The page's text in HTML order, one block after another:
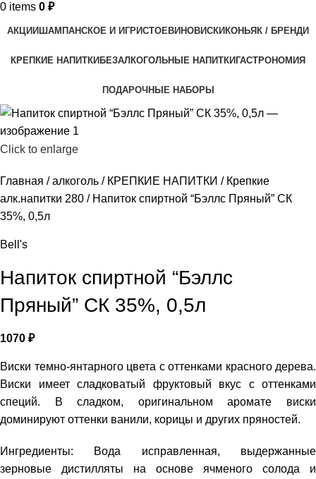
0 items 0 ₽
АКЦИИШАМПАНСКОЕ И ИГРИСТОЕВИНОВИСКИКОНЬЯК / БРЕНДИ
КРЕПКИЕ НАПИТКИБЕЗАЛКОГОЛЬНЫЕ НАПИТКИГАСТРОНОМИЯ
ПОДАРОЧНЫЕ НАБОРЫ
Click to enlarge
Главная алкоголь КРЕПКИЕ НАПИТКИ
Крепкие
алк.напитки 280
Напиток спиртной “Бэллс Пряный” СК
35%, 0,5л
Bell's
Напиток спиртной “Бэллс
Пряный” СК 35%, 0,5л
1070 ₽
Виски темно-янтарного цвета с оттенками красного дерева.
Виски имеет сладковатый фруктовый вкус с оттенками
специй. В сладком, оригинальном аромате виски
доминируют оттенки ванили, корицы и других пряностей.
Ингредиенты: Вода исправленная, выдержанные
зерновые дистилляты на основе ячменого солода и